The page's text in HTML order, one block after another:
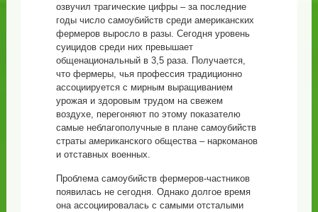
озвучил трагические цифры – за последние
годы число самоубийств среди американских
фермеров выросло в разы. Сегодня уровень
суицидов среди них превышает
общенациональный в 3,5 раза. Получается,
что фермеры, чья профессия традиционно
ассоциируется с мирным выращиванием
урожая и здоровым трудом на свежем
воздухе, перегоняют по этому показателю
самые неблагополучные в плане самоубийств
страты американского общества – наркоманов
и отставных военных.
Проблема самоубийств фермеров-частников
появилась не сегодня. Однако долгое время
она ассоциировалась с самыми отсталыми